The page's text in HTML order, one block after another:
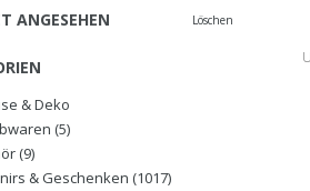
ANGESEHEN Löschen
& Deko
(5)
(9)
& Geschenken (1017)